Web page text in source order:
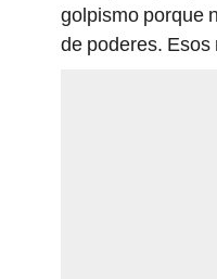
golpismo porque
de poderes. Esos